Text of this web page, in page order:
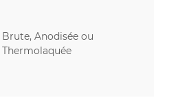
Brute, Anodisée ou
Thermolaquée